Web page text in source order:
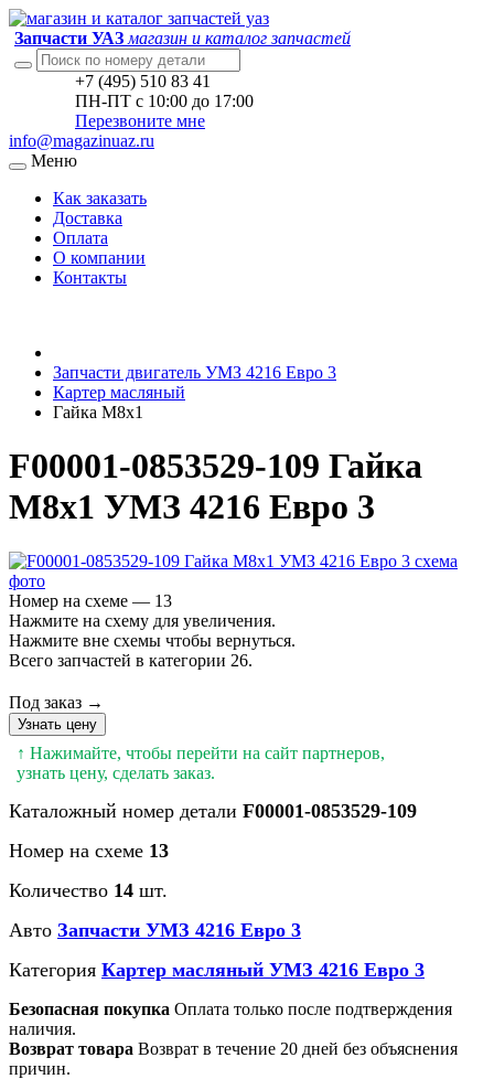
Запчасти УАЗ магазин и каталог запчастей
+7 (495) 510 83 41
ПН-ПТ с 10:00 до 17:00
Перезвоните мне
info@magazinuaz.ru
Меню
Как заказать
Доставка
Оплата
О компании
Контакты
Запчасти двигатель УМЗ 4216 Евро 3
Картер масляный
Гайка М8х1
F00001-0853529-109 Гайка
М8х1 УМЗ 4216 Евро 3
Номер на схеме — 13
Нажмите на схему для увеличения.
Нажмите вне схемы чтобы вернуться.
Всего запчастей в категории 26.
Под заказ →
Узнать цену
↑ Нажимайте, чтобы перейти на сайт партнеров,
узнать цену, сделать заказ.
Каталожный номер детали F00001-0853529-109
Номер на схеме 13
Количество 14 шт.
Авто Запчасти УМЗ 4216 Евро 3
Категория Картер масляный УМЗ 4216 Евро 3
Безопасная покупка Оплата только после подтверждения
наличия.
Возврат товара Возврат в течение 20 дней без объяснения
причин.